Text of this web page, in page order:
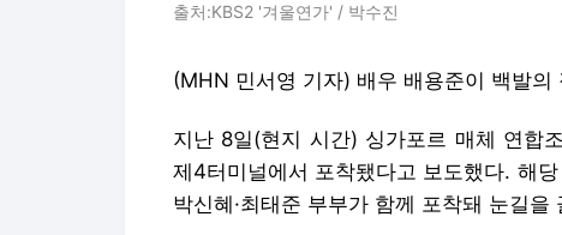
출처:KBS2 '겨울연가' / 박수진
(MHN 민서영 기자) 배우 배용준이 백발의
지난 8일(현지 시간) 싱가포르 매체 연합
제4터미널에서 포착됐다고 보도했다. 해
박신혜·최태준 부부가 함께 포착돼 눈길을